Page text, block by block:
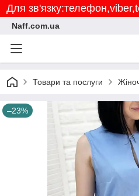
Для
Naff.com.ua
Товари та послуги
–23%